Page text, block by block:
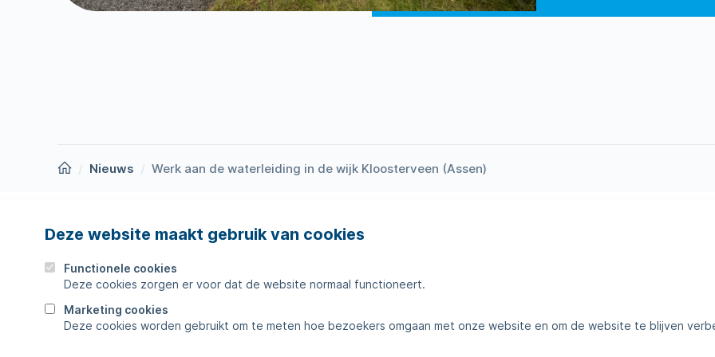
Deze website maakt gebruik van cookies
Functionele cookies
Deze cookies zorgen er voor dat de website normaal functioneert.
Marketing cookies
Deze cookies worden gebruikt om te meten hoe bezoekers omgaan met onze website en om de website te blijven
Homepage
Nieuws Werk aan de waterleiding in de wijk Kloosterveen (Assen)
Nieuws
Werken bij
Zakelijk
Storingen
Veelgestelde vragen